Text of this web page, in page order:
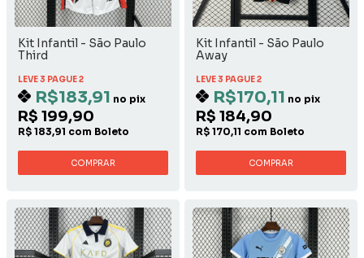
Kit Infantil - São Paulo
Third
LEVE 3 PAGUE 2
R$183,91 no pix
R$ 199,90
R$ 183,91 com Boleto
COMPRAR
Kit Infantil - São Paulo
Away
LEVE 3 PAGUE 2
R$170,11 no pix
R$ 184,90
R$ 170,11 com Boleto
COMPRAR